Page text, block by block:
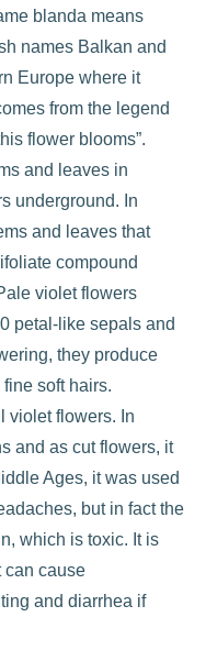
blanda means
names Balkan and
Europe where it
from the legend
flower blooms”.
and leaves in
underground. In
and leaves that
compound
violet flowers
petal-like sepals and
they produce
soft hairs.
violet flowers. In
and as cut flowers, it
Ages, it was used
but in fact the
which is toxic. It is
can cause
and diarrhea if